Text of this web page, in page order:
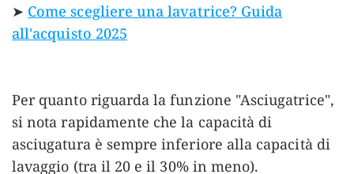
➤ Come scegliere una lavatrice? Guida
all'acquisto 2025
Per quanto riguarda la funzione "Asciugatrice",
si nota rapidamente che la capacità di
asciugatura è sempre inferiore alla capacità di
lavaggio (tra il 20 e il 30% in meno).